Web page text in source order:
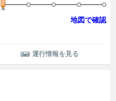
地図で確認
運行情報を見る